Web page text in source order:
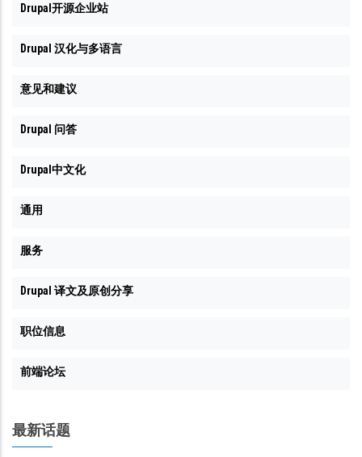
Drupal开源企业站
Drupal 汉化与多语言
意见和建议
Drupal 问答
Drupal中文化
通用
服务
Drupal 译文及原创分享
职位信息
前端论坛
最新话题